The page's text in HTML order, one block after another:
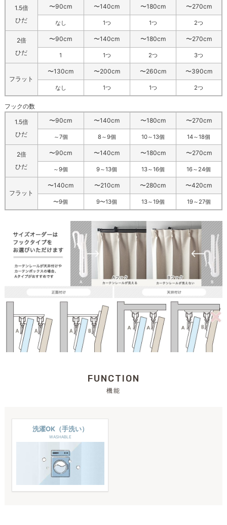
1.5倍
ひだ
〜90cm 〜140cm 〜180cm 〜270cm
なし 1つ 1つ 2つ
2倍
ひだ
〜90cm 〜140cm 〜180cm 〜270cm
1 1つ 2つ 3つ
フラット
〜130cm 〜200cm 〜260cm 〜390cm
なし 1つ 1つ 2つ
フックの数
1.5倍
ひだ
〜90cm 〜140cm 〜180cm 〜270cm
～7個 8～9個 10～13個 14～18個
2倍
ひだ
〜90cm 〜140cm 〜180cm 〜270cm
～9個 9～13個 13～16個 16～24個
フラット
〜140cm 〜210cm 〜280cm 〜420cm
〜9個 9〜13個 13～19個 19～27個
FUNCTION
機能
洗濯OK（手洗い）
WASHABLE